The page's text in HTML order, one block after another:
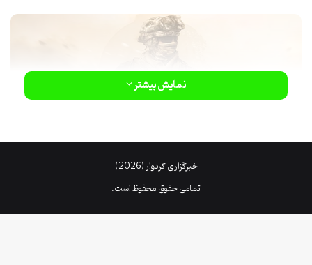
چیست؟
نمایش بیشتر
خبرگزاری کردوار (2026)
تمامی حقوق محفوظ است.